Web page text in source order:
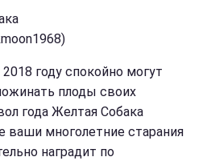
году спокойно могут
плоды своих
года Желтая Собака
ваши многолетние старания
наградит по